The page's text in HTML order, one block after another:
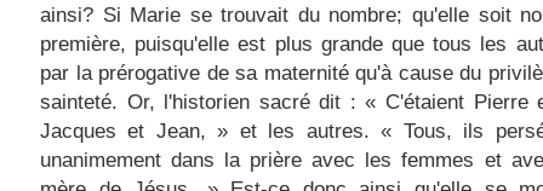
ainsi? Si Marie se trouvait du nombre; qu'elle soit
première, puisqu'elle est plus grande que tous les
par la prérogative de sa maternité qu'à cause du
sainteté. Or, l'historien sacré dit : « C'étaient Pierre
Jacques et Jean, » et les autres. « Tous, ils
unanimement dans la prière avec les femmes et